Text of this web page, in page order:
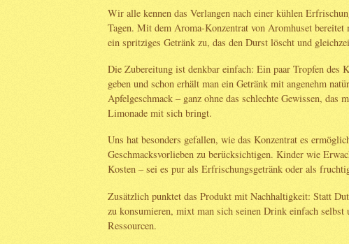
Wir alle kennen das Verlangen nach einer kühlen
Tagen. Mit dem Aroma-Konzentrat von Aromhuset bereitet
ein spritziges Getränk zu, das den Durst löscht und
Die Zubereitung ist denkbar einfach: Ein paar Tropfen des
geben und schon erhält man ein Getränk mit angenehm
Apfelgeschmack – ganz ohne das schlechte Gewissen, das
Limonade mit sich bringt.
Uns hat besonders gefallen, wie das Konzentrat es
Geschmacksvorlieben zu berücksichtigen. Kinder wie
Kosten – sei es pur als Erfrischungsgetränk oder als
Zusätzlich punktet das Produkt mit Nachhaltigkeit: Statt
zu konsumieren, mixt man sich seinen Drink einfach selbst
Ressourcen.